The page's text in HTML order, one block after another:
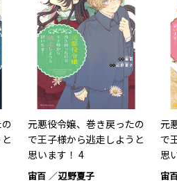
元悪役令嬢、巻き戻ったの
で王子様から逃走しようと
思います！ 4
宙百 辺野夏子
元
で
思
宙